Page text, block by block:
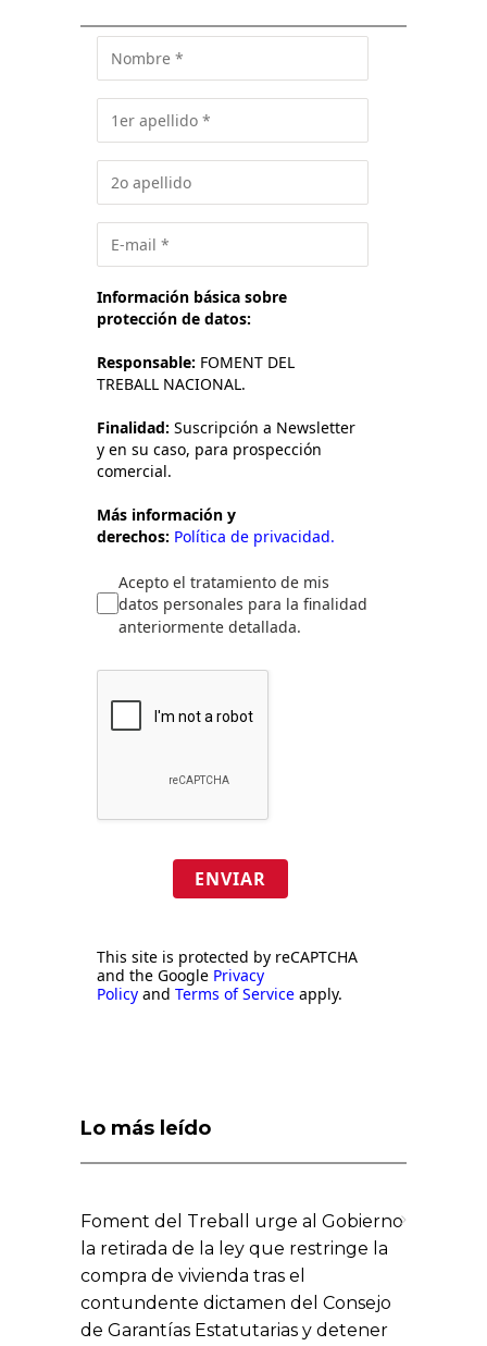
Información básica sobre
protección de datos:
Responsable: FOMENT DEL
TREBALL NACIONAL.
Finalidad: Suscripción a Newsletter
y en su caso, para prospección
comercial.
Más información y
derechos: Política de privacidad.
Acepto el tratamiento de mis
datos personales para la finalidad
anteriormente detallada.
ENVIAR
This site is protected by reCAPTCHA
and the Google Privacy
Policy and Terms of Service apply.
Lo más leído
Foment del Treball urge al Gobierno
la retirada de la ley que restringe la
compra de vivienda tras el
contundente dictamen del Consejo
de Garantías Estatutarias y detener